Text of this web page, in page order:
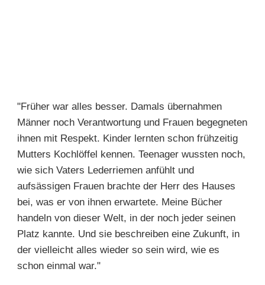
"Früher war alles besser. Damals übernahmen
Männer noch Verantwortung und Frauen begegneten
ihnen mit Respekt. Kinder lernten schon frühzeitig
Mutters Kochlöffel kennen. Teenager wussten noch,
wie sich Vaters Lederriemen anfühlt und
aufsässigen Frauen brachte der Herr des Hauses
bei, was er von ihnen erwartete. Meine Bücher
handeln von dieser Welt, in der noch jeder seinen
Platz kannte. Und sie beschreiben eine Zukunft, in
der vielleicht alles wieder so sein wird, wie es
schon einmal war."